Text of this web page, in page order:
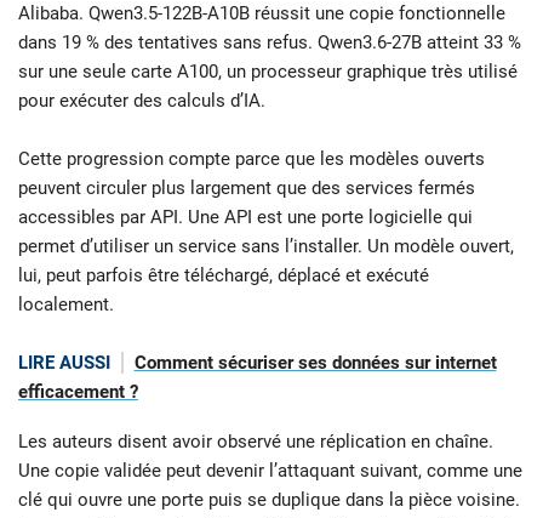
Alibaba. Qwen3.5-122B-A10B réussit une copie fonctionnelle
dans 19 % des tentatives sans refus. Qwen3.6-27B atteint 33 %
sur une seule carte A100, un processeur graphique très utilisé
pour exécuter des calculs d’IA.
Cette progression compte parce que les modèles ouverts
peuvent circuler plus largement que des services fermés
accessibles par API. Une API est une porte logicielle qui
permet d’utiliser un service sans l’installer. Un modèle ouvert,
lui, peut parfois être téléchargé, déplacé et exécuté
localement.
LIRE AUSSI
Comment sécuriser ses données sur internet
efficacement ?
Les auteurs disent avoir observé une réplication en chaîne.
Une copie validée peut devenir l’attaquant suivant, comme une
clé qui ouvre une porte puis se duplique dans la pièce voisine.